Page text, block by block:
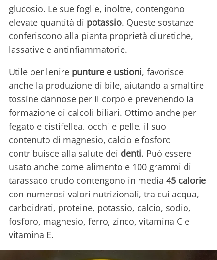
glucosio. Le sue foglie, inoltre, contengono
elevate quantità di potassio. Queste sostanze
conferiscono alla pianta proprietà diuretiche,
lassative e antinfiammatorie.
Utile per lenire punture e ustioni, favorisce
anche la produzione di bile, aiutando a smaltire
tossine dannose per il corpo e prevenendo la
formazione di calcoli biliari. Ottimo anche per
fegato e cistifellea, occhi e pelle, il suo
contenuto di magnesio, calcio e fosforo
contribuisce alla salute dei denti. Può essere
usato anche come alimento e 100 grammi di
tarassaco crudo contengono in media 45 calorie
con numerosi valori nutrizionali, tra cui acqua,
carboidrati, proteine, potassio, calcio, sodio,
fosforo, magnesio, ferro, zinco, vitamina C e
vitamina E.